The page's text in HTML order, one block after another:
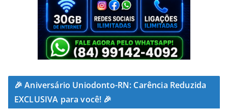
🎉 Aniversário Uniodonto-RN: Carência Reduzida
EXCLUSIVA para você! 🎉